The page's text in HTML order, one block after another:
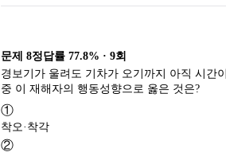
문제 8정답률 77.8% · 9회
경보기가 울려도 기차가 오기까지 아직 시간
중 이 재해자의 행동성향으로 옳은 것은?
①
착오·착각
②